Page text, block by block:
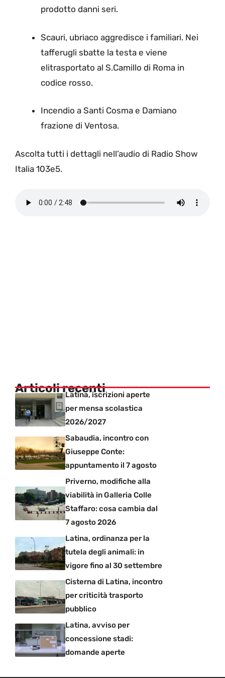
prodotto danni seri.
Scauri, ubriaco aggredisce i familiari. Nei
tafferugli sbatte la testa e viene
elitrasportato al S.Camillo di Roma in
codice rosso.
Incendio a Santi Cosma e Damiano
frazione di Ventosa.
Ascolta tutti i dettagli nell’audio di Radio Show
Italia 103e5.
Articoli recentiLatina, iscrizioni aperte
per mensa scolastica
2026/2027
Sabaudia, incontro con
Giuseppe Conte:
appuntamento il 7 agosto
Priverno, modifiche alla
viabilità in Galleria Colle
Staffaro: cosa cambia dal
7 agosto 2026
Latina, ordinanza per la
tutela degli animali: in
vigore fino al 30 settembre
Cisterna di Latina, incontro
per criticità trasporto
pubblico
Latina, avviso per
concessione stadi:
domande aperte